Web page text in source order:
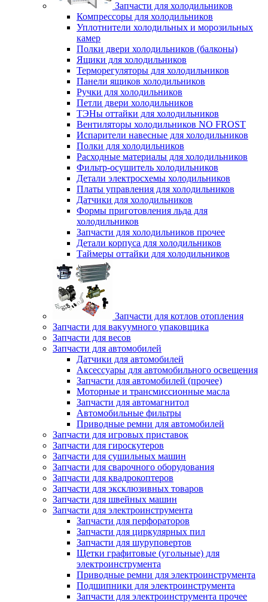
Запчасти для холодильников
Компрессоры для холодильников
Уплотнители холодильных и морозильных
камер
Полки двери холодильников (балконы)
Ящики для холодильников
Терморегуляторы для холодильников
Панели ящиков холодильников
Ручки для холодильников
Петли двери холодильников
ТЭНы оттайки для холодильников
Вентиляторы холодильников NO FROST
Испарители навесные для холодильников
Полки для холодильников
Расходные материалы для холодильников
Фильтр-осушитель холодильников
Детали электросхемы холодильников
Платы управления для холодильников
Датчики для холодильников
Формы приготовления льда для
холодильников
Запчасти для холодильников прочее
Детали корпуса для холодильников
Таймеры оттайки для холодильников
Запчасти для котлов отопления
Запчасти для вакуумного упаковщика
Запчасти для весов
Запчасти для автомобилей
Датчики для автомобилей
Аксессуары для автомобильного освещения
Запчасти для автомобилей (прочее)
Моторные и трансмиссионные масла
Запчасти для автомагнитол
Автомобильные фильтры
Приводные ремни для автомобилей
Запчасти для игровых приставок
Запчасти для гироскутеров
Запчасти для сушильных машин
Запчасти для сварочного оборудования
Запчасти для квадрокоптеров
Запчасти для эксклюзивных товаров
Запчасти для швейных машин
Запчасти для электроинструмента
Запчасти для перфораторов
Запчасти для циркулярных пил
Запчасти для шуруповертов
Щетки графитовые (угольные) для
электроинструмента
Приводные ремни для электроинструмента
Подшипники для электроинструмента
Запчасти для электроинструмента прочее